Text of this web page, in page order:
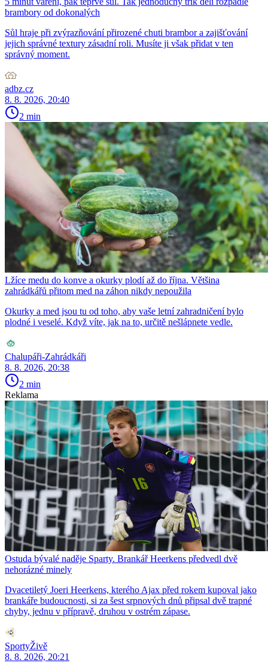
brambory od dokonalých
Sůl hraje při zvýrazňování přirozené chuti brambor a zajišťování
jejich správné textury zásadní roli. Musíte ji však přidat v ten
správný moment.
adbz.cz
8. 8. 2026, 20:40
2 min
Lžíce medu do konve a okurky plodí až do října. Většina
zahrádkářů přitom med na záhon nikdy nepoužila
Okurky a med jsou tu od toho, aby vaše letní zahradničení bylo
plodné i veselé. Když víte, jak na to, určitě nešlápnete vedle.
Chalupáři-Zahrádkáři
8. 8. 2026, 20:38
2 min
Reklama
Ostuda bývalé naděje Sparty. Brankář Heerkens předvedl dvě
nehorázné minely
Dvacetiletý Joeri Heerkens, kterého Ajax před rokem kupoval jako
brankáře budoucnosti, si za šest srpnových dnů připsal dvě trapné
chyby, jednu v přípravě, druhou v ostrém zápase.
SportyŽivě
8. 8. 2026, 20:21